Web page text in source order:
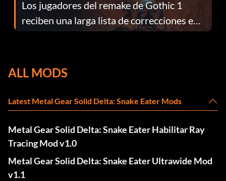
Los jugadores del remake de Gothic 1
reciben una larga lista de correcciones en
el parche 1.0.4
ALL MODS
Latest Metal Gear Solid Delta: Snake Eater Mods
Metal Gear Solid Delta: Snake Eater Habilitar Ray
Tracing Mod v1.0
Metal Gear Solid Delta: Snake Eater Ultrawide Mod
v1.1